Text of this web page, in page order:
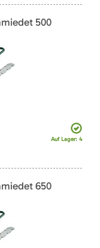
500
Auf Lager: 4
650